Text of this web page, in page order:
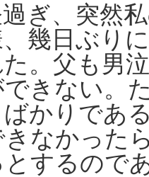
ぎ、突然
幾日ぶり
。父も男
きない。
かりであ
きなかった
するので